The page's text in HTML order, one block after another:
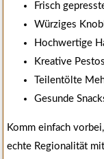
Frisch
Würziges
Hochwertige
Kreative
Teilentölte
Gesunde
Komm einfach
echte Regionalität